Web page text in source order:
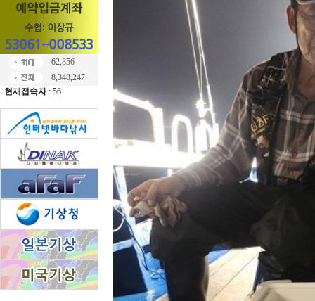
62,856
8,348,247
현재접속자: 56